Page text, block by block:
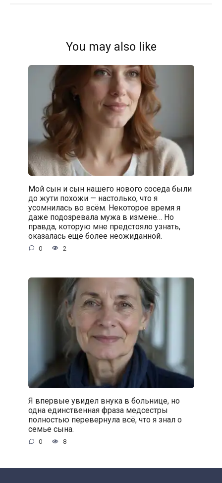
You may also like
Мой сын и сын нашего нового соседа были
до жути похожи — настолько, что я
усомнилась во всём. Некоторое время я
даже подозревала мужа в измене… Но
правда, которую мне предстояло узнать,
оказалась ещё более неожиданной.
0 2
Я впервые увидел внука в больнице, но
одна единственная фраза медсестры
полностью перевернула всё, что я знал о
семье сына.
0 8